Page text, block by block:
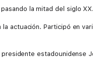
la mitad del siglo XX.
actuación. Participó en
estadounidense